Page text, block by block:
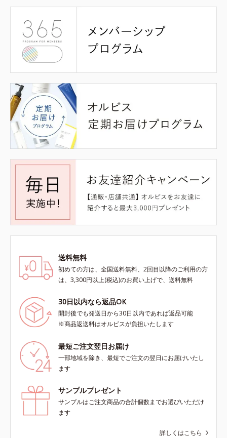
送料無料
初めての方は、全国送料無料、2回目以降のご利用の方
は、3,300円以上(税込)のお買い上げで、送料無料
30日以内なら返品OK
開封後でも発送日から30日以内であれば返品可能
※商品返送料はオルビスが負担いたします
最短ご注文翌日お届け
一部地域を除き、最短でご注文の翌日にお届けいたし
ます
サンプルプレゼント
サンプルはご注文商品の合計個数までお選びいただけ
ます
詳しくはこちら